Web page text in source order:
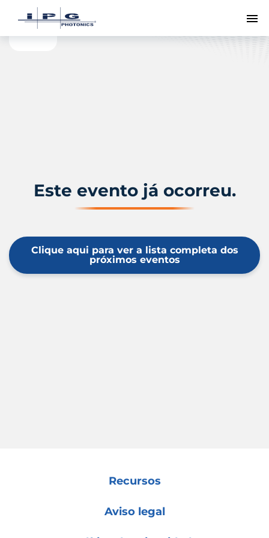
Este evento já ocorreu.
Clique aqui para ver a lista completa dos
próximos eventos
Recursos
Aviso legal